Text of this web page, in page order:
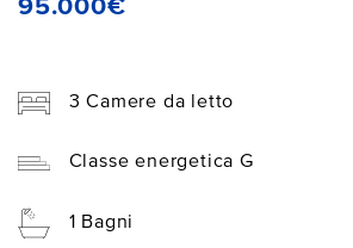
95.000€
3 Camere da letto
Classe energetica G
1 Bagni